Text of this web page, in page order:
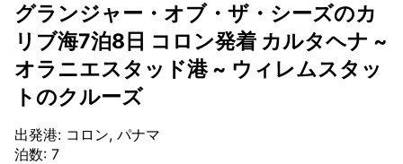
グランジャー・オブ・ザ・シーズのカ
リブ海7泊8日 コロン発着 カルタヘナ ~
オラニエスタッド港 ~ ウィレムスタッ
トのクルーズ
出発港: コロン, パナマ
泊数: 7